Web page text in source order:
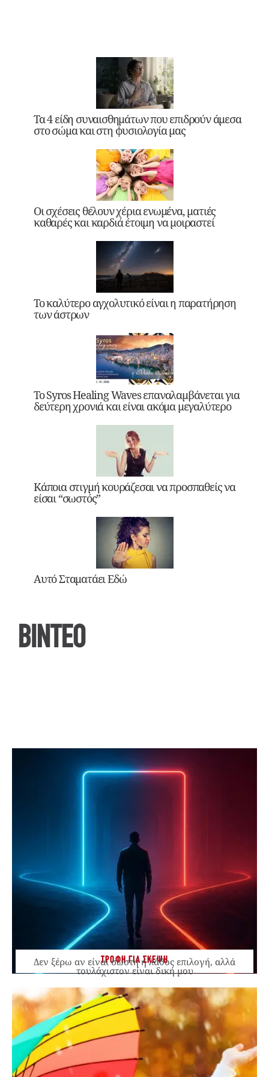
Τα 4 είδη συναισθημάτων που επιδρούν άμεσα
στο σώμα και στη φυσιολογία μας
Οι σχέσεις θέλουν χέρια ενωμένα, ματιές
καθαρές και καρδιά έτοιμη να μοιραστεί
Το καλύτερο αγχολυτικό είναι η παρατήρηση
των άστρων
Το Syros Healing Waves επαναλαμβάνεται για
δεύτερη χρονιά και είναι ακόμα μεγαλύτερο
Κάποια στιγμή κουράζεσαι να προσπαθείς να
είσαι “σωστός”
Αυτό Σταματάει Εδώ
ΒΙΝΤΕΟ
ΤΡΟΦΗ ΓΙΑ ΣΚΕΨΗ
Δεν ξέρω αν είναι σωστή ή λάθος επιλογή, αλλά
τουλάχιστον είναι δική μου